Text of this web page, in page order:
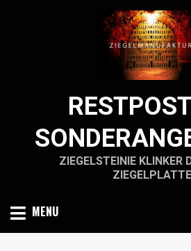
ZIEGELSTEINIE KLINKER
MENU